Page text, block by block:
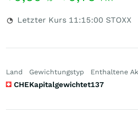
Letzter Kurs 11:15:00 STOXX
Land
CHE
Gewichtungstyp
Kapitalgewichtet
Enthaltene
137